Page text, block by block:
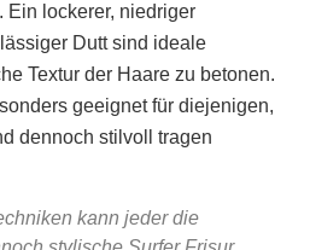
Ein lockerer, niedriger
Dutt sind ideale
Textur der Haare zu betonen.
geeignet für diejenigen,
dennoch stilvoll tragen
kann jeder die